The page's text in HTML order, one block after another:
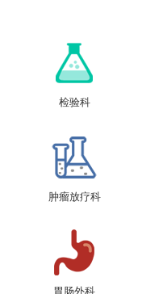
检验科
肿瘤放疗科
胃肠外科